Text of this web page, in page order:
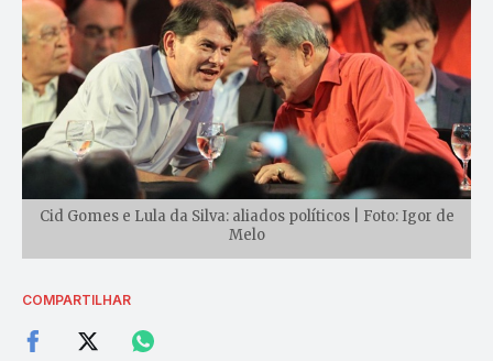
Cid Gomes e Lula da Silva: aliados políticos | Foto: Igor de
Melo
COMPARTILHAR